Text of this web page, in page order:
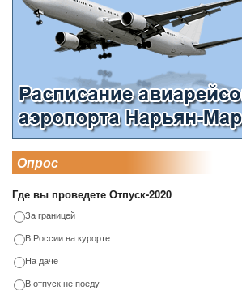
Опрос
Где вы проведете Отпуск-2020
За границей
В России на курорте
На даче
В отпуск не поеду